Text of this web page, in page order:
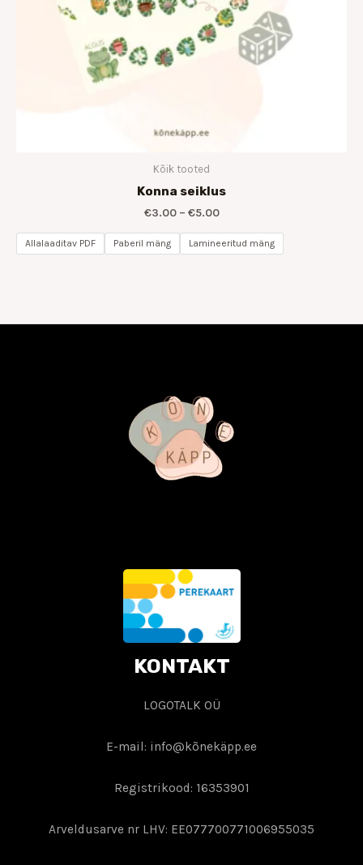
Kõik tooted
Konna seiklus
€3.00 – €5.00
Allalaaditav PDF Paberil mäng Lamineeritud mäng
KONTAKT
LOGOTALK OÜ
E-mail: info@kõnekäpp.ee
Registrikood: 16353901
Arveldusarve nr LHV: EE077700771006955035